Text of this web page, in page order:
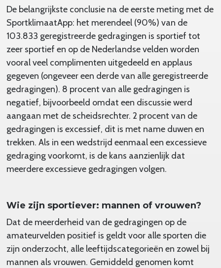
De belangrijkste conclusie na de eerste meting met de
SportklimaatApp: het merendeel (90%) van de
103.833 geregistreerde gedragingen is sportief tot
zeer sportief en op de Nederlandse velden worden
vooral veel complimenten uitgedeeld en applaus
gegeven (ongeveer een derde van alle geregistreerde
gedragingen). 8 procent van alle gedragingen is
negatief, bijvoorbeeld omdat een discussie werd
aangaan met de scheidsrechter. 2 procent van de
gedragingen is excessief, dit is met name duwen en
trekken. Als in een wedstrijd eenmaal een excessieve
gedraging voorkomt, is de kans aanzienlijk dat
meerdere excessieve gedragingen volgen.
Wie zijn sportiever: mannen of vrouwen?
Dat de meerderheid van de gedragingen op de
amateurvelden positief is geldt voor alle sporten die
zijn onderzocht, alle leeftijdscategorieën en zowel bij
mannen als vrouwen. Gemiddeld genomen komt